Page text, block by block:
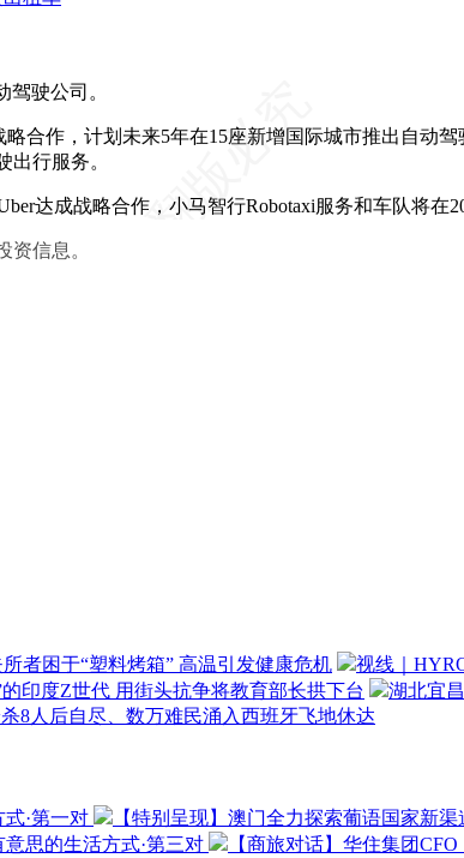
驶公司。
略合作，计划未来5年在15座新增国际城市推出自动
行服务。
达成战略合作，小马智行Robotaxi服务和车队将
资信息。
者困于“塑料烤箱” 高温引发健康危机
视线｜
印度Z世代 用街头抗争将教育部长拱下台
湖北宜
8人后自尽、数万难民涌入西班牙飞地休达
式·第一对
【特别呈现】澳门全力探索葡语国家新
意思的生活方式·第三对
【商旅对话】华住集团